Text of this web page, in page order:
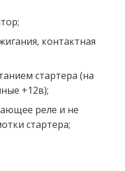
контактная
стартера (на
+12в);
реле и не
стартера;